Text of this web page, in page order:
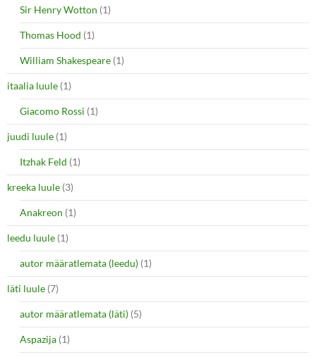
Sir Henry Wotton (1)
Thomas Hood (1)
William Shakespeare (1)
itaalia luule (1)
Giacomo Rossi (1)
juudi luule (1)
Itzhak Feld (1)
kreeka luule (3)
Anakreon (1)
leedu luule (1)
autor määratlemata (leedu) (1)
läti luule (7)
autor määratlemata (läti) (5)
Aspazija (1)